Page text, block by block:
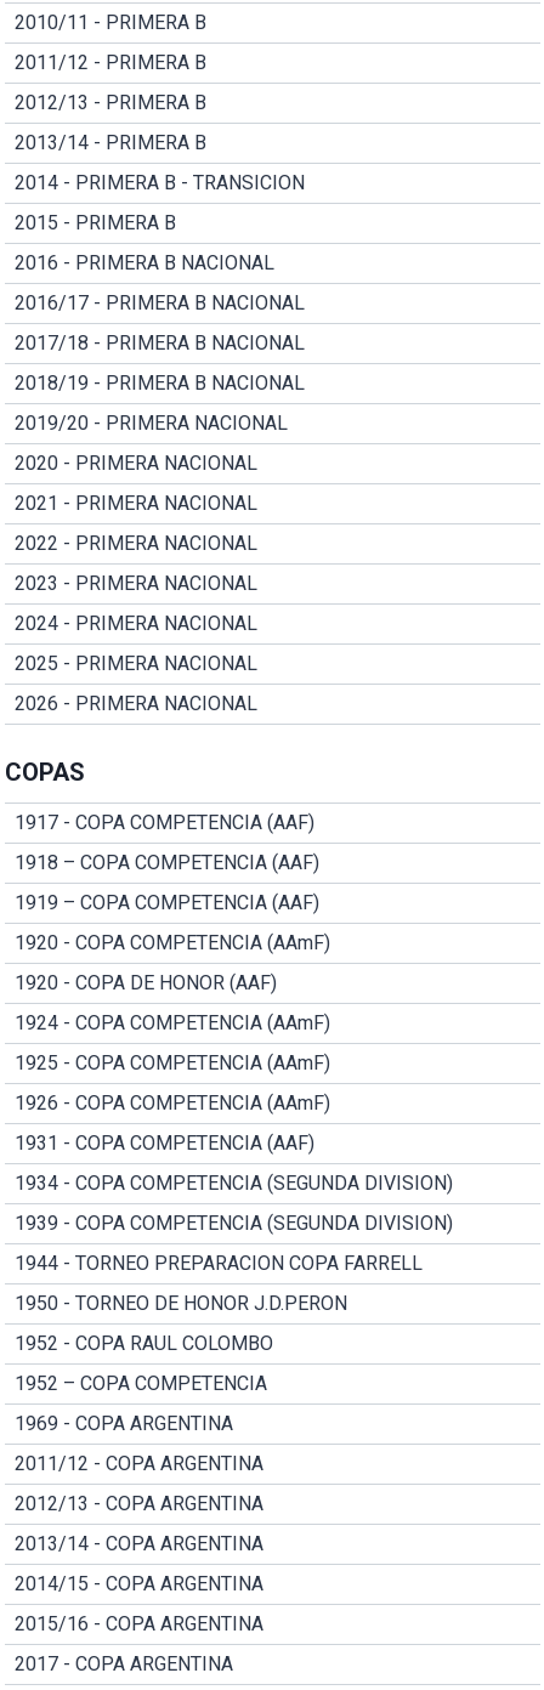
2010/11 - PRIMERA B
2011/12 - PRIMERA B
2012/13 - PRIMERA B
2013/14 - PRIMERA B
2014 - PRIMERA B - TRANSICION
2015 - PRIMERA B
2016 - PRIMERA B NACIONAL
2016/17 - PRIMERA B NACIONAL
2017/18 - PRIMERA B NACIONAL
2018/19 - PRIMERA B NACIONAL
2019/20 - PRIMERA NACIONAL
2020 - PRIMERA NACIONAL
2021 - PRIMERA NACIONAL
2022 - PRIMERA NACIONAL
2023 - PRIMERA NACIONAL
2024 - PRIMERA NACIONAL
2025 - PRIMERA NACIONAL
2026 - PRIMERA NACIONAL
COPAS
1917 - COPA COMPETENCIA (AAF)
1918 – COPA COMPETENCIA (AAF)
1919 – COPA COMPETENCIA (AAF)
1920 - COPA COMPETENCIA (AAmF)
1920 - COPA DE HONOR (AAF)
1924 - COPA COMPETENCIA (AAmF)
1925 - COPA COMPETENCIA (AAmF)
1926 - COPA COMPETENCIA (AAmF)
1931 - COPA COMPETENCIA (AAF)
1934 - COPA COMPETENCIA (SEGUNDA DIVISION)
1939 - COPA COMPETENCIA (SEGUNDA DIVISION)
1944 - TORNEO PREPARACION COPA FARRELL
1950 - TORNEO DE HONOR J.D.PERON
1952 - COPA RAUL COLOMBO
1952 – COPA COMPETENCIA
1969 - COPA ARGENTINA
2011/12 - COPA ARGENTINA
2012/13 - COPA ARGENTINA
2013/14 - COPA ARGENTINA
2014/15 - COPA ARGENTINA
2015/16 - COPA ARGENTINA
2017 - COPA ARGENTINA